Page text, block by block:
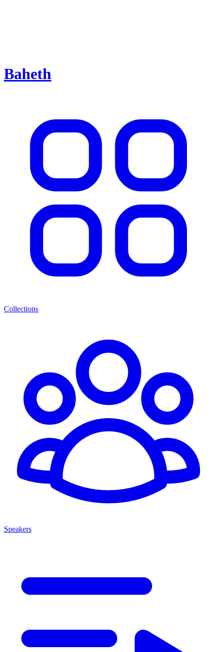
Baheth
Collections
Speakers